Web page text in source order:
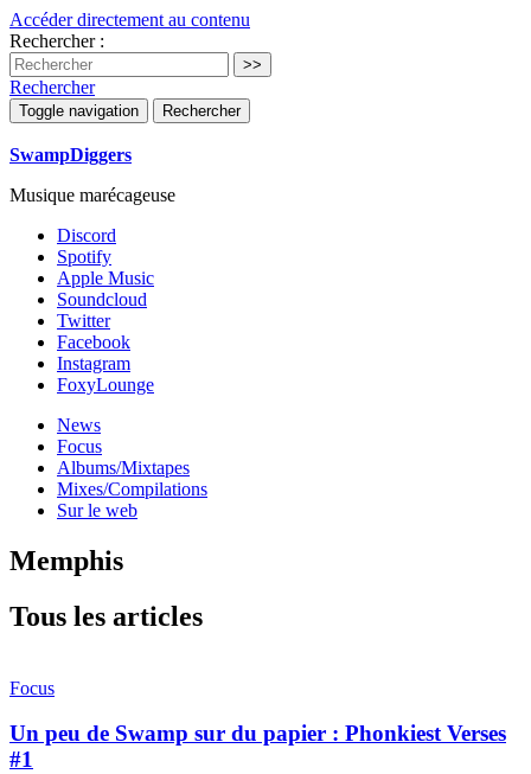
Accéder directement au contenu
Rechercher :
Rechercher
Toggle navigation Rechercher
SwampDiggers
Musique marécageuse
Discord
Spotify
Apple Music
Soundcloud
Twitter
Facebook
Instagram
FoxyLounge
News
Focus
Albums/Mixtapes
Mixes/Compilations
Sur le web
Memphis
Tous les articles
Focus
Un peu de Swamp sur du papier : Phonkiest Verses
#1